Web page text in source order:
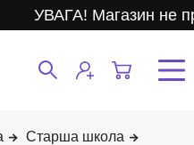
УВАГА! Магазин не
Старша школа